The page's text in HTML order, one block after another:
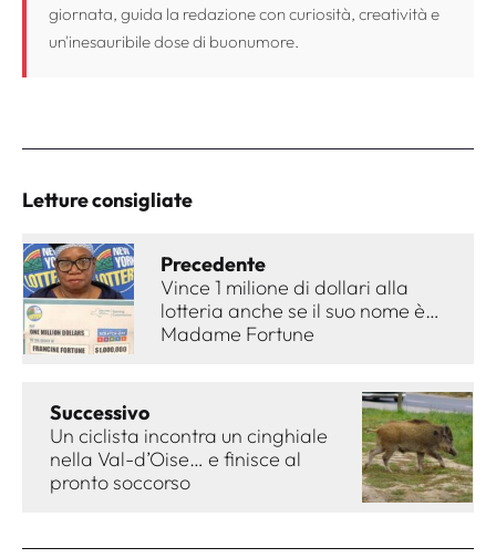
giornata, guida la redazione con curiosità, creatività e
un'inesauribile dose di buonumore.
Letture consigliate
Precedente
Vince 1 milione di dollari alla
lotteria anche se il suo nome è…
Madame Fortune
Successivo
Un ciclista incontra un cinghiale
nella Val-d’Oise… e finisce al
pronto soccorso